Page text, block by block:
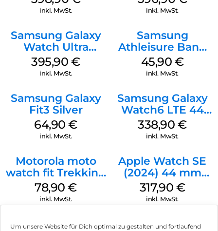
Um unsere Website für Dich optimal zu gestalten und fortlaufend
inkl. MwSt. inkl. MwSt.
Samsung Galaxy
Watch Ultra
Titanium Gray
395,90€
inkl. MwSt.
Samsung
Athleisure Band
S/M Galaxy
Watch7 Cream
45,90 €
inkl. MwSt.
Samsung Galaxy
Fit3 Silver
64,90€
inkl. MwSt.
Samsung Galaxy
Watch6 LTE 44
mm Graphite
338,90€
inkl. MwSt.
Motorola moto
watch fit Trekking
Green
78,90€
inkl. MwSt.
Apple Watch SE
(2024) 44 mm
GPS + Cellular
(Sportarmband
Mitternacht M/L)
317,90 €
inkl. MwSt.